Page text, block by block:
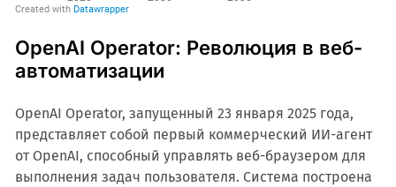
OpenAI Operator: Революция в веб-
автоматизации
OpenAI Operator, запущенный 23 января 2025 года,
представляет собой первый коммерческий ИИ-агент
от OpenAI, способный управлять веб-браузером для
выполнения задач пользователя. Система построена